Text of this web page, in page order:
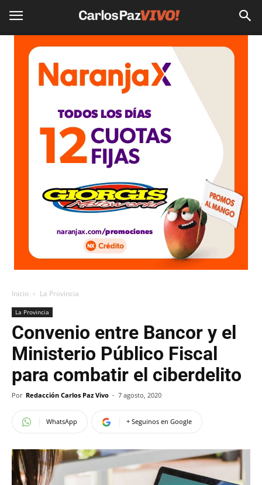
Inicio La Provincia
La Provincia
Convenio entre Bancor y el
Ministerio Público Fiscal
para combatir el ciberdelito
Por Redacción Carlos Paz Vivo - 7 agosto, 2020
WhatsApp + Seguinos en Google